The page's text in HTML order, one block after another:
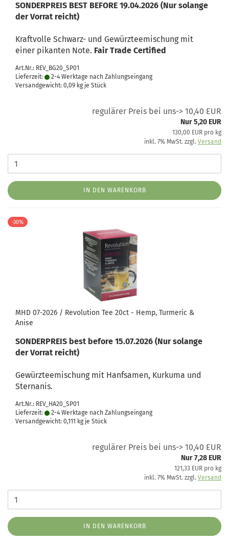
SONDERPREIS BEST BEFORE 19.04.2026 (Nur solange
der Vorrat reicht)
Kraftvolle Schwarz- und Gewürzteemischung mit
einer pikanten Note. Fair Trade Certified
Art.Nr.: REV_BG20_SP01
Lieferzeit:
2-4 Werktage nach Zahlungseingang
Versandgewicht: 0,09 kg je Stück
regulärer Preis bei uns-> 10,40 EUR
Nur 5,20 EUR
130,00 EUR pro kg
inkl. 7% MwSt. zzgl. Versand
IN DEN WARENKORB
-30%
MHD 07-2026 / Revolution Tee 20ct - Hemp, Turmeric &
Anise
SONDERPREIS best before 15.07.2026 (Nur solange
der Vorrat reicht)
Gewürzteemischung mit Hanfsamen, Kurkuma und
Sternanis.
Art.Nr.: REV_HA20_SP01
Lieferzeit:
2-4 Werktage nach Zahlungseingang
Versandgewicht: 0,111 kg je Stück
regulärer Preis bei uns-> 10,40 EUR
Nur 7,28 EUR
121,33 EUR pro kg
inkl. 7% MwSt. zzgl. Versand
IN DEN WARENKORB